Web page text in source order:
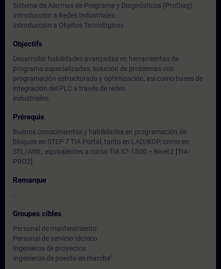
Sistema de Alarmas de Programa y Diagnósticos (ProDiag)
Introducción a Redes Industriales
Introducción a Objetos Tecnológicos
Objectifs
Desarrollar habilidades avanzadas en herramientas de
programa especializadas, solución de problemas con
programación estructurada y optimización, así como bases de
integración del PLC a través de redes
industriales.
Prérequis
Buenos conocimientos y habilidades en programación de
bloques en STEP 7 TIA Portal, tanto en LAD/KOP, como en
STL/AWL, equivalentes a curso TIA S7-1500 – Nivel 2 [TIA-
PRO2].
Remarque
-
Groupes cibles
Personal de mantenimiento
Personal de servicio técnico
Ingenieros de proyectos
Ingenieros de puesta en marcha"